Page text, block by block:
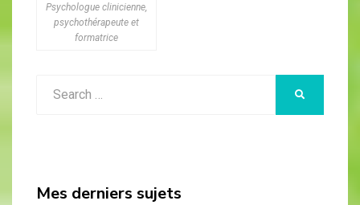
Psychologue clinicienne,
psychothérapeute et
formatrice
Mes derniers sujets